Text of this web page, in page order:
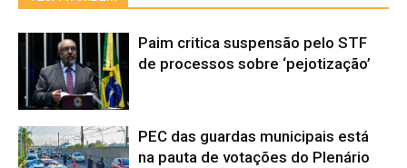
Paim critica suspensão pelo STF
de processos sobre ‘pejotização’
PEC das guardas municipais está
na pauta de votações do Plenário